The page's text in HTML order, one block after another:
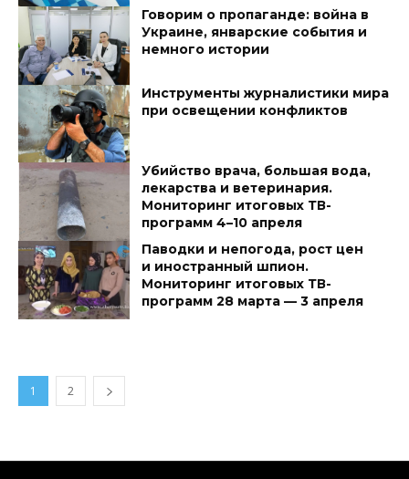
Говорим о пропаганде: война в
Украине, январские события и
немного истории
Инструменты журналистики мира
при освещении конфликтов
Убийство врача, большая вода,
лекарства и ветеринария.
Мониторинг итоговых ТВ-
программ 4–10 апреля
Паводки и непогода, рост цен
и иностранный шпион.
Мониторинг итоговых ТВ-
программ 28 марта — 3 апреля
1 2